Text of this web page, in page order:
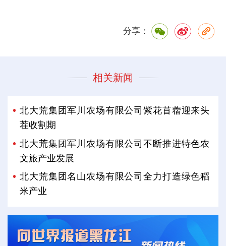
分享：
相关新闻
北大荒集团军川农场有限公司紫花苜蓿迎来头
茬收割期
北大荒集团军川农场有限公司不断推进特色农
文旅产业发展
北大荒集团名山农场有限公司全力打造绿色稻
米产业